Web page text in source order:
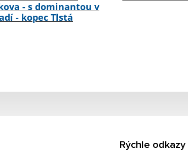
- s dominantou v
- kopec Tlstá
Rýchle odkazy